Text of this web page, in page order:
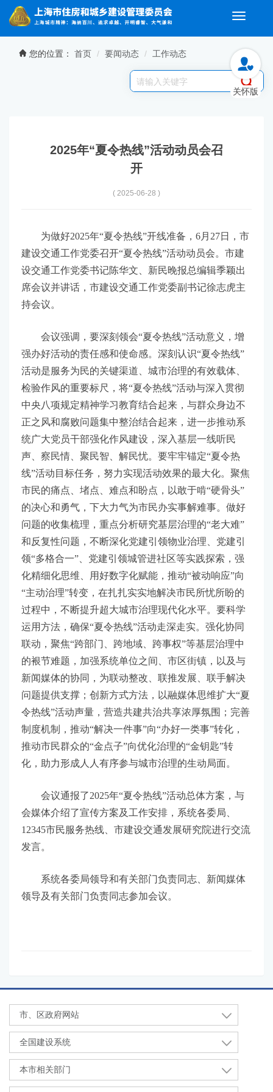
无障碍操作说明 跳转到网站导航区 跳转到主要内容区域
Toggle
您的位置： 首页 要闻动态 工作动态
2025年“夏令热线”活动动员会召
开
( 2025-06-28 )
为做好2025年“夏令热线”开线准备，6月27日，市
建设交通工作党委召开“夏令热线”活动动员会。市建
设交通工作党委书记陈华文、新民晚报总编辑季颖出
席会议并讲话，市建设交通工作党委副书记徐志虎主
持会议。
会议强调，要深刻领会“夏令热线”活动意义，增
强办好活动的责任感和使命感。深刻认识“夏令热线”
活动是服务为民的关键渠道、城市治理的有效载体、
检验作风的重要标尺，将“夏令热线”活动与深入贯彻
中央八项规定精神学习教育结合起来，与群众身边不
正之风和腐败问题集中整治结合起来，进一步推动系
统广大党员干部强化作风建设，深入基层一线听民
声、察民情、聚民智、解民忧。要牢牢锚定“夏令热
线”活动目标任务，努力实现活动效果的最大化。聚焦
市民的痛点、堵点、难点和盼点，以敢于啃“硬骨头”
的决心和勇气，下大力气为市民办实事解难事。做好
问题的收集梳理，重点分析研究基层治理的“老大难”
和反复性问题，不断深化党建引领物业治理、党建引
领“多格合一”、党建引领城管进社区等实践探索，强
化精细化思维、用好数字化赋能，推动“被动响应”向
“主动治理”转变，在扎扎实实地解决市民所忧所盼的
过程中，不断提升超大城市治理现代化水平。要科学
运用方法，确保“夏令热线”活动走深走实。强化协同
联动，聚焦“跨部门、跨地域、跨事权”等基层治理中
的裉节难题，加强系统单位之间、市区街镇，以及与
新闻媒体的协同，为联动整改、联推发展、联手解决
问题提供支撑；创新方式方法，以融媒体思维扩大“夏
令热线”活动声量，营造共建共治共享浓厚氛围；完善
制度机制，推动“解决一件事”向“办好一类事”转化，
推动市民群众的“金点子”向优化治理的“金钥匙”转
化，助力形成人人有序参与城市治理的生动局面。
会议通报了2025年“夏令热线”活动总体方案，与
会媒体介绍了宣传方案及工作安排，系统各委局、
12345市民服务热线、市建设交通发展研究院进行交流
发言。
系统各委局领导和有关部门负责同志、新闻媒体
领导及有关部门负责同志参加会议。
市、区政府网站
全国建设系统
本市相关部门
关怀版